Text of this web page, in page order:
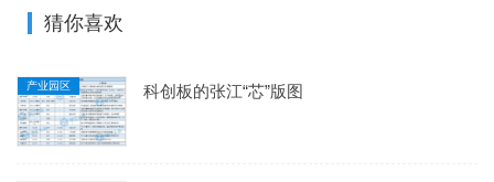
猜你喜欢
产业园区 科创板的张江“芯”版图